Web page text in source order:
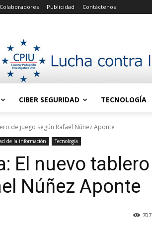
Colaboradores Publicidad Contáctenos
CIBER SEGURIDAD TECNOLOGÍA
de juego según Rafael Núñez Aponte
de la información Tecnología
El nuevo tablero
Núñez Aponte
707